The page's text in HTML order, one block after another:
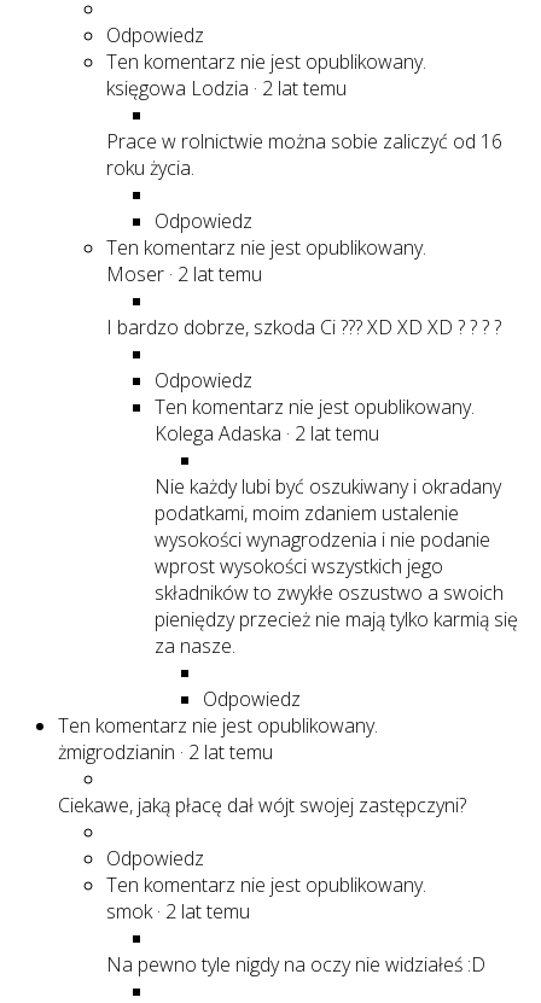
Odpowiedz
Ten komentarz nie jest opublikowany.
księgowa Lodzia · 2 lat temu
Prace w rolnictwie można sobie zaliczyć od 16
roku życia.
Odpowiedz
Ten komentarz nie jest opublikowany.
Moser · 2 lat temu
I bardzo dobrze, szkoda Ci ??? XD XD XD ? ? ? ?
Odpowiedz
Ten komentarz nie jest opublikowany.
Kolega Adaska · 2 lat temu
Nie każdy lubi być oszukiwany i okradany
podatkami, moim zdaniem ustalenie
wysokości wynagrodzenia i nie podanie
wprost wysokości wszystkich jego
składników to zwykłe oszustwo a swoich
pieniędzy przecież nie mają tylko karmią się
za nasze.
Odpowiedz
Ten komentarz nie jest opublikowany.
żmigrodzianin · 2 lat temu
Ciekawe, jaką płacę dał wójt swojej zastępczyni?
Odpowiedz
Ten komentarz nie jest opublikowany.
smok · 2 lat temu
Na pewno tyle nigdy na oczy nie widziałeś :D